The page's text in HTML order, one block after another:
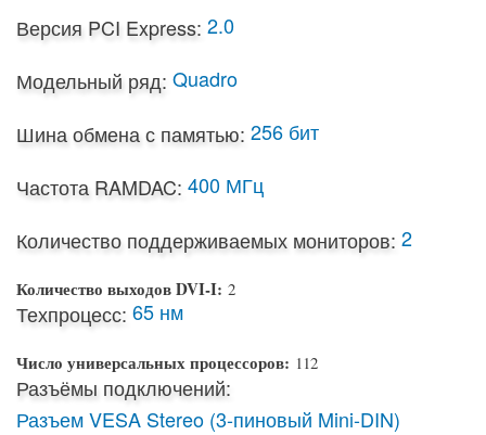
Версия PCI Express: 2.0
Модельный ряд: Quadro
Шина обмена с памятью: 256 бит
Частота RAMDAC: 400 МГц
Количество поддерживаемых мониторов: 2
Количество выходов DVI-I: 2
Техпроцесс: 65 нм
Число универсальных процессоров: 112
Разъёмы подключений:
Разъем VESA Stereo (3-пиновый Mini-DIN)